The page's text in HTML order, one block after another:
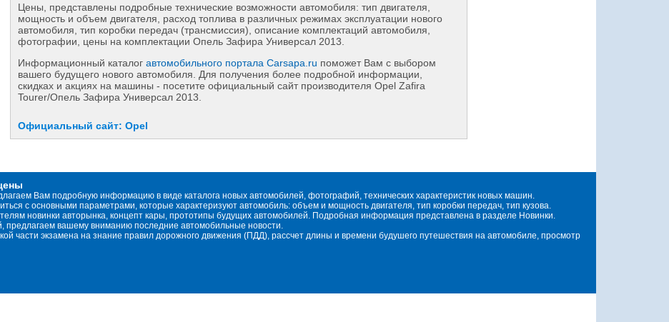
Цены, представлены подробные технические возможности автомобиля: тип двигателя,
мощность и объем двигателя, расход топлива в различных режимах эксплуатации нового
автомобиля, тип коробки передач (трансмиссия), описание комплектаций автомобиля,
фотографии, цены на комплектации Опель Зафира Универсал 2013.
Информационный каталог автомобильного портала Carsapa.ru поможет Вам с выбором
вашего будущего нового автомобиля. Для получения более подробной информации,
скидках и акциях на машины - посетите официальный сайт производителя Opel Zafira
Tourer/Опель Зафира Универсал 2013.
Официальный сайт: Opel
Вам подробную информацию в виде каталога новых автомобилей, фотографий, технических характеристик новых машин.
с основными параметрами, которые характеризуют автомобиль: объем и мощность двигателя, тип коробки передач, тип кузова.
новинки авторынка, концепт кары, прототипы будущих автомобилей. Подробная информация представлена в разделе Новинки.
вашему вниманию последние автомобильные новости.
части экзамена на знание правил дорожного движения (ПДД), рассчет длины и времени будушего путешествия на автомобиле, просмотр